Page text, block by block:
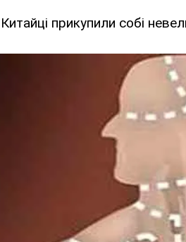
Китайці прикупили собі